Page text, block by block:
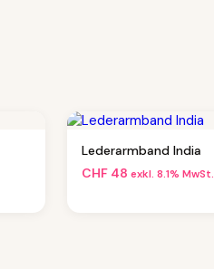
Lederarmband India
CHF 48 exkl. 8.1% MwSt.